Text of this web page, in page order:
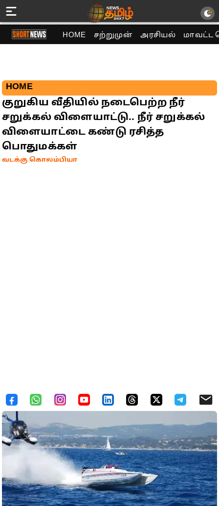
HOME சற்றுமுன் அரசியல் மாவட்ட
HOME
குறுகிய வீதியில் நடைபெற்ற நீர்
சறுக்கல் விளையாட்டு.. நீர் சறுக்கல்
விளையாட்டை கண்டு ரசித்த
பொதுமக்கள்
வடக்கு கொலம்பியா